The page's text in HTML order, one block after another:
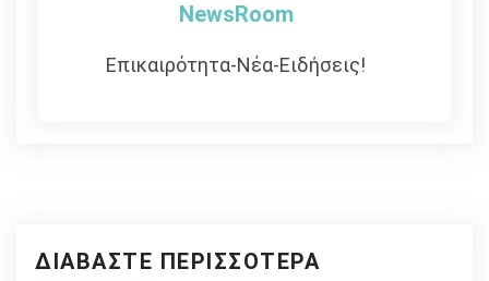
NewsRoom
Επικαιρότητα-Νέα-Ειδήσεις!
ΔΙΑΒΆΣΤΕ ΠΕΡΙΣΣΌΤΕΡΑ